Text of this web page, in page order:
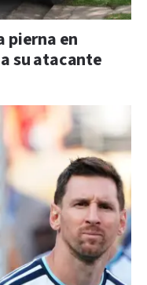
pierna en
su atacante